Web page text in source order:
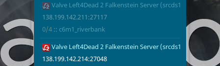
Valve Left4Dead 2 Falkenstein Server (srcds1004-fsn-
138.199.142.211:27117
0/4 :: c6m1_riverbank
Valve Left4Dead 2 Falkenstein Server (srcds1001-fsn-
138.199.142.214:27048
0/8